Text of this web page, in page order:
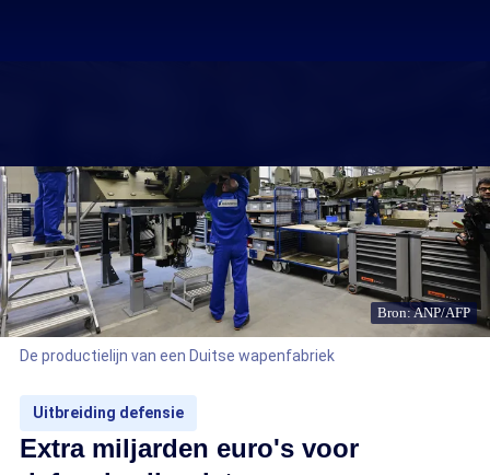
Bron: ANP/AFP
De productielijn van een Duitse wapenfabriek
Uitbreiding defensie
Extra miljarden euro's voor